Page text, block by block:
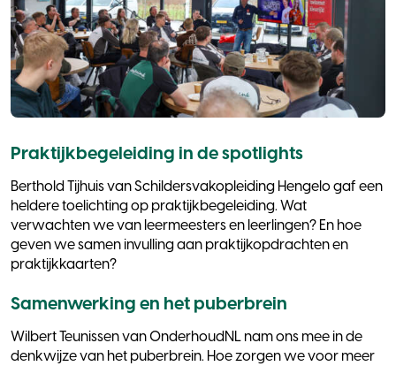
Praktijkbegeleiding in de spotlights
Berthold Tijhuis van Schildersvakopleiding Hengelo gaf een
heldere toelichting op praktijkbegeleiding. Wat
verwachten we van leermeesters en leerlingen? En hoe
geven we samen invulling aan praktijkopdrachten en
praktijkkaarten?
Samenwerking en het puberbrein
Wilbert Teunissen van OnderhoudNL nam ons mee in de
denkwijze van het puberbrein. Hoe zorgen we voor meer